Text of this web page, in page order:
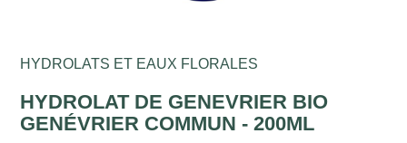
HYDROLATS ET EAUX FLORALES
HYDROLAT DE GENEVRIER BIO
GENÉVRIER COMMUN - 200ML